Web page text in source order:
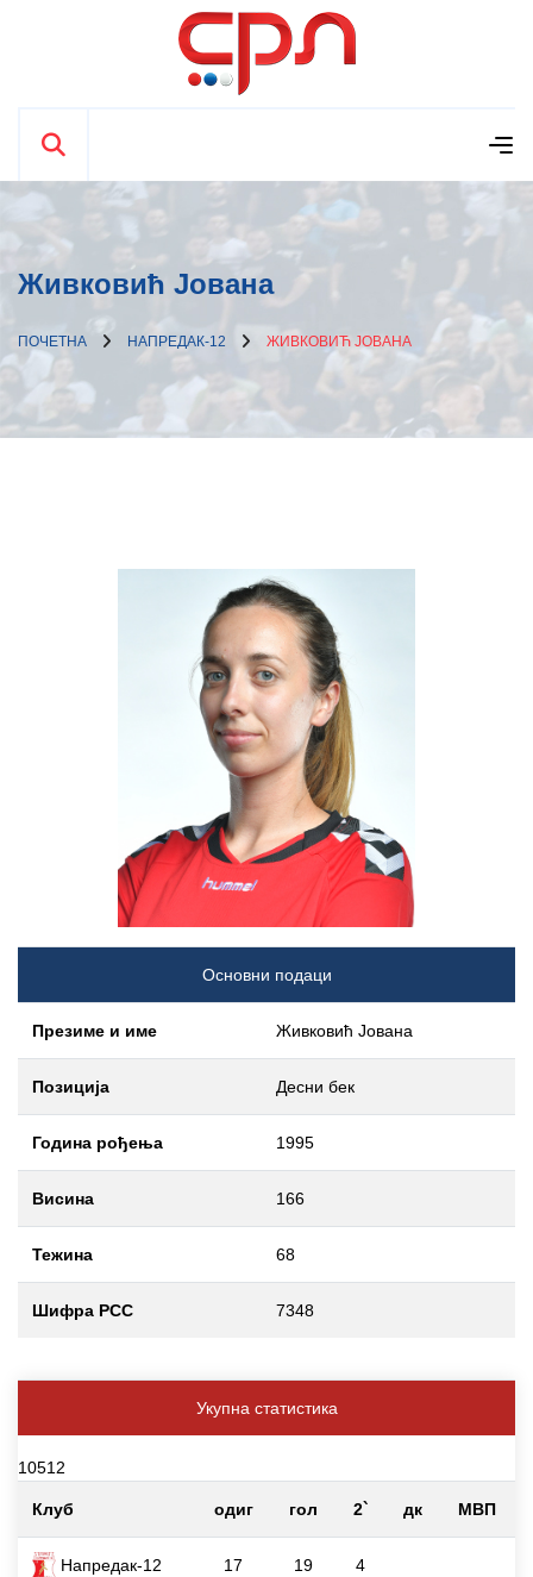
Живковић Јована
ПОЧЕТНА НАПРЕДАК-12 ЖИВКОВИЋ ЈОВАНА
Основни подаци
Презиме и име Живковић Јована
Позиција Десни бек
Година рођења 1995
Висина 166
Тежина 68
Шифра РСС 7348
Укупна статистика
10512
Клуб одиг гол 2` дк МВП
Напредак-12 17 19 4